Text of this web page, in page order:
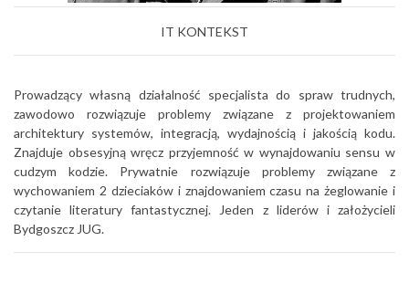
IT KONTEKST
Prowadzący własną działalność specjalista do spraw trudnych,
zawodowo rozwiązuje problemy związane z projektowaniem
architektury systemów, integracją, wydajnością i jakością kodu.
Znajduje obsesyjną wręcz przyjemność w wynajdowaniu sensu w
cudzym kodzie. Prywatnie rozwiązuje problemy związane z
wychowaniem 2 dzieciaków i znajdowaniem czasu na żeglowanie i
czytanie literatury fantastycznej. Jeden z liderów i założycieli
Bydgoszcz JUG.